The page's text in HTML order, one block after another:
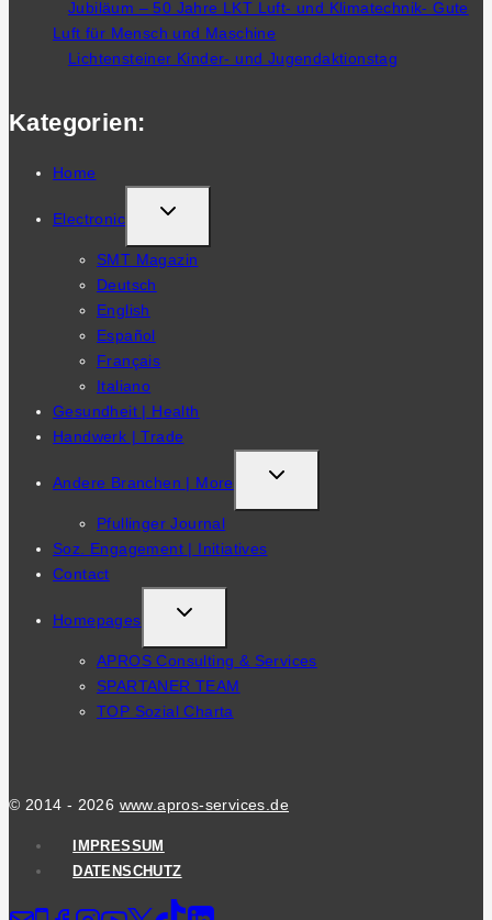
Jubiläum – 50 Jahre LKT Luft- und Klimatechnik- Gute
Luft für Mensch und Maschine
Lichtensteiner Kinder- und Jugendaktionstag
Kategorien:
Home
Electronic
TOGGLE
CHILD
MENU
SMT Magazin
Deutsch
English
Español
Français
Italiano
Gesundheit | Health
Handwerk | Trade
Andere Branchen | More
TOGGLE
CHILD
Pfullinger Journal
Soz. Engagement | Initiatives
Contact
Homepages
TOGGLE
CHILD
APROS Consulting & Services
SPARTANER TEAM
TOP Sozial Charta
© 2014 - 2026 www.apros-services.de
IMPRESSUM
DATENSCHUTZ